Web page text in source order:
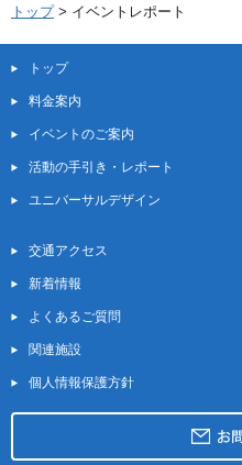
トップ> イベントレポート
トップ
料金案内
イベントのご案内
活動の手引き・レポート
ユニバーサルデザイン
交通アクセス
新着情報
よくあるご質問
関連施設
個人情報保護方針